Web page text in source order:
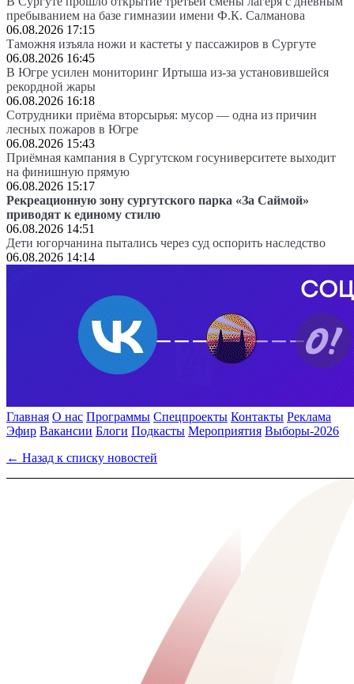
пребыванием на базе гимназии имени Ф.К. Салманова
06.08.2026 17:15
Таможня изъяла ножи и кастеты у пассажиров в Сургуте
06.08.2026 16:45
В Югре усилен мониторинг Иртыша из-за установившейся
рекордной жары
06.08.2026 16:18
Сотрудники приёма вторсырья: мусор — одна из причин
лесных пожаров в Югре
06.08.2026 15:43
Приёмная кампания в Сургутском госуниверситете выходит
на финишную прямую
06.08.2026 15:17
Рекреационную зону сургутского парка «За Саймой»
приводят к единому стилю
06.08.2026 14:51
Дети югорчанина пытались через суд оспорить наследство
06.08.2026 14:14
Главная О нас Программы Спецпроекты Контакты Реклама
Эфир Вакансии Блоги Подкасты Мероприятия Выборы-2026
← Назад к списку новостей